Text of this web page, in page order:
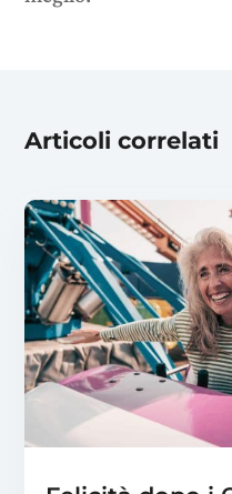
Articoli correlati